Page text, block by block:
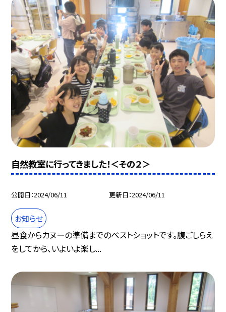
自然教室に行ってきました！＜その２＞
公開日 2024/06/11 更新日 2024/06/11
お知らせ
昼食からカヌーの準備までのベストショットです。腹ごしらえ
をしてから、いよいよ楽し...